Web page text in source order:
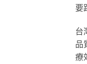
要
台
品
療